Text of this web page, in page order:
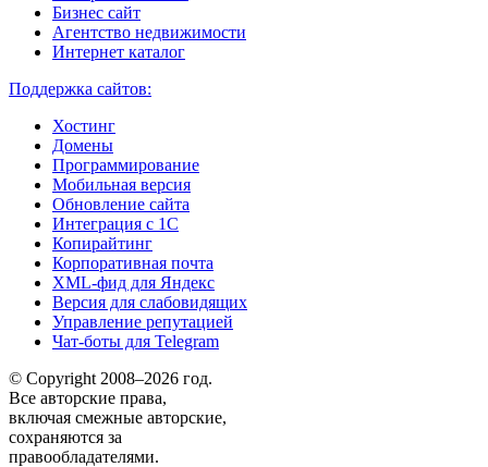
Бизнес сайт
Агентство недвижимости
Интернет каталог
Поддержка сайтов:
Хостинг
Домены
Программирование
Мобильная версия
Обновление сайта
Интеграция с 1С
Копирайтинг
Корпоративная почта
XML-фид для Яндекс
Версия для слабовидящих
Управление репутацией
Чат-боты для Telegram
© Copyright 2008–2026 год.
Все авторские права,
включая смежные авторские,
сохраняются за
правообладателями.